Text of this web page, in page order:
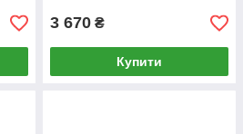
3 670 ₴
Купити